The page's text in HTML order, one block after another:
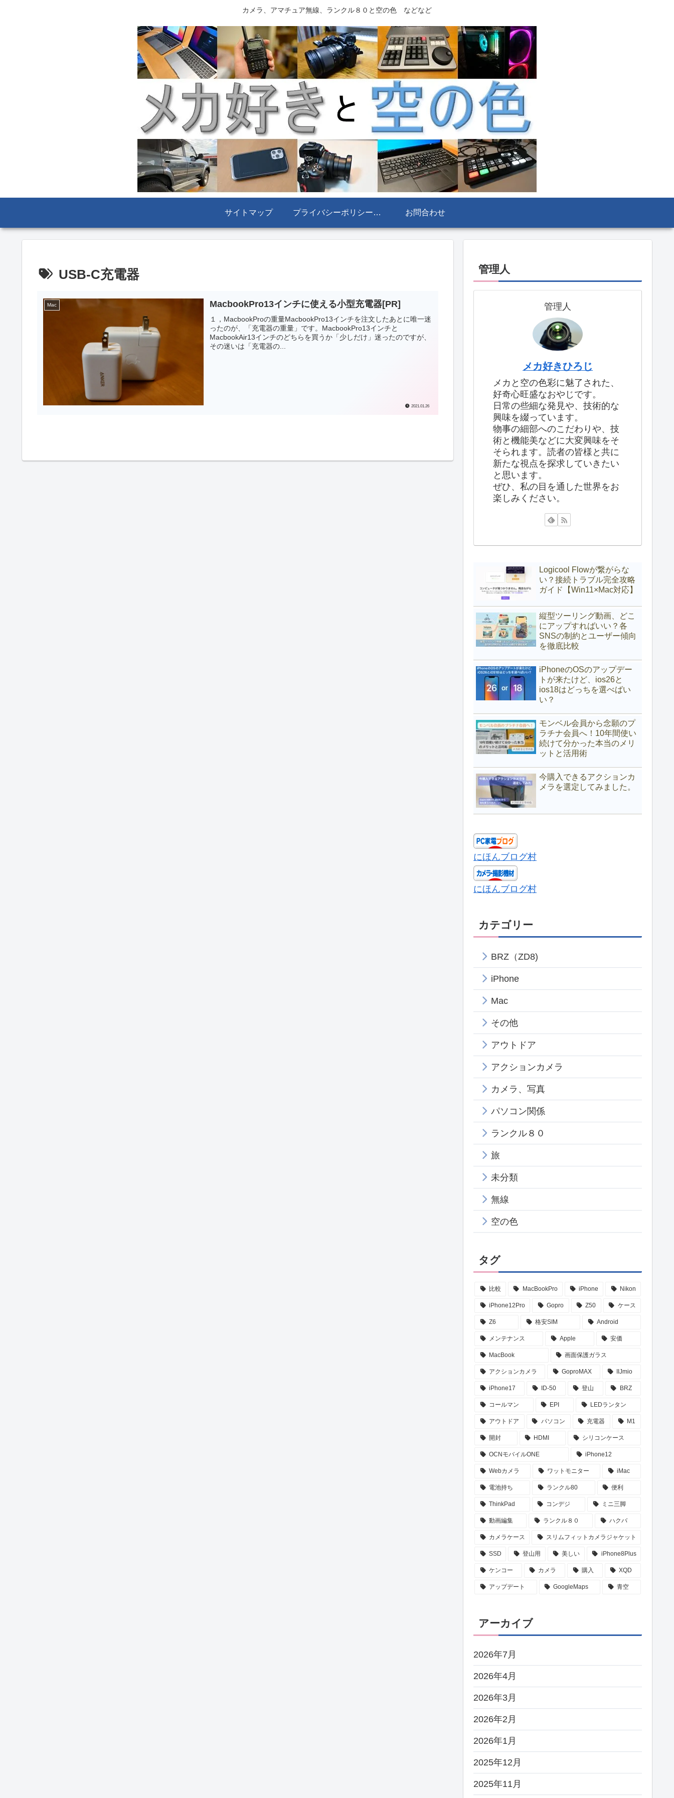
カメラ、アマチュア無線、ランクル８０と空の色 などなど
サイトマップ プライバシーポリシー・免責事項 お問合わせ
USB-C充電器
Mac MacbookPro13インチに使える小型充電器[PR]
１，MacbookProの重量MacbookPro13インチを注文したあとに唯一迷
ったのが、「充電器の重量」です。MacbookPro13インチと
MacbookAir13インチのどちらを買うか「少しだけ」迷ったのですが、
その迷いは「充電器の...
2021.01.26
管理人
管理人
メカ好きひろじ
メカと空の色彩に魅了された、
好奇心旺盛なおやじです。
日常の些細な発見や、技術的な
興味を綴っています。
物事の細部へのこだわりや、技
術と機能美などに大変興味をそ
そられます。読者の皆様と共に
新たな視点を探求していきたい
と思います。
ぜひ、私の目を通した世界をお
楽しみください。
Logicool Flowが繋がらな
い？接続トラブル完全攻略
ガイド【Win11×Mac対応】
縦型ツーリング動画、どこ
にアップすればいい？各
SNSの制約とユーザー傾向
を徹底比較
iPhoneのOSのアップデー
トが来たけど、ios26と
ios18はどっちを選べばい
い？
モンベル会員から念願のプ
ラチナ会員へ！10年間使い
続けて分かった本当のメリ
ットと活用術
今購入できるアクションカ
メラを選定してみました。
にほんブログ村
にほんブログ村
カテゴリー
BRZ（ZD8)
iPhone
Mac
その他
アウトドア
アクションカメラ
カメラ、写真
パソコン関係
ランクル８０
旅
未分類
無線
空の色
タグ
比較 MacBookPro iPhone Nikon
iPhone12Pro Gopro Z50 ケース
Z6 格安SIM Android
メンテナンス Apple 安価
MacBook 画面保護ガラス
アクションカメラ GoproMAX IIJmio
iPhone17 ID-50 登山 BRZ
コールマン EPI LEDランタン
アウトドア パソコン 充電器 M1
開封 HDMI シリコンケース
OCNモバイルONE iPhone12
Webカメラ ワットモニター iMac
電池持ち ランクル80 便利
ThinkPad コンデジ ミニ三脚
動画編集 ランクル８０ ハクバ
カメラケース スリムフィットカメラジャケット
SSD 登山用 美しい iPhone8Plus
ケンコー カメラ 購入 XQD
アップデート GoogleMaps 青空
アーカイブ
2026年7月
2026年4月
2026年3月
2026年2月
2026年1月
2025年12月
2025年11月